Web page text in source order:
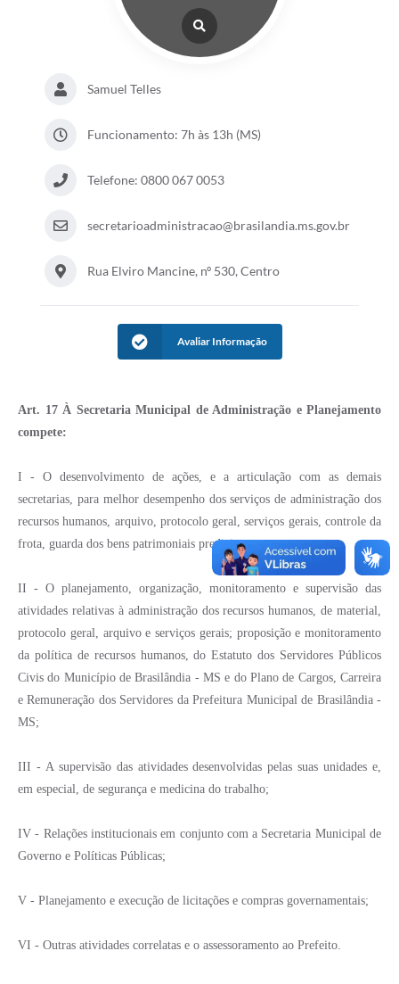
Plano de Contratações Anual
Portal da Privacidade
Agenda
Contato
Samuel Telles
Funcionamento: 7h às 13h (MS)
Telefone: 0800 067 0053
secretarioadministracao@brasilandia.ms.gov.br
Rua Elviro Mancine, nº 530, Centro
Avaliar Informação
Art. 17 À Secretaria Municipal de Administração e Planejamento
compete:
I - O desenvolvimento de ações, e a articulação com as demais
secretarias, para melhor desempenho dos serviços de administração dos
recursos humanos, arquivo, protocolo geral, serviços gerais, controle da
frota, guarda dos bens patrimoniais prediais e outros;
II - O planejamento, organização, monitoramento e supervisão das
atividades relativas à administração dos recursos humanos, de material,
protocolo geral, arquivo e serviços gerais; proposição e monitoramento
da política de recursos humanos, do Estatuto dos Servidores Públicos
Civis do Município de Brasilândia - MS e do Plano de Cargos, Carreira
e Remuneração dos Servidores da Prefeitura Municipal de Brasilândia -
MS;
III - A supervisão das atividades desenvolvidas pelas suas unidades e,
em especial, de segurança e medicina do trabalho;
IV - Relações institucionais em conjunto com a Secretaria Municipal de
Governo e Políticas Públicas;
V - Planejamento e execução de licitações e compras governamentais;
VI - Outras atividades correlatas e o assessoramento ao Prefeito.